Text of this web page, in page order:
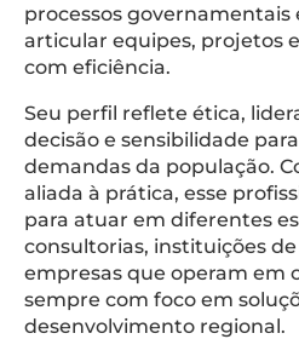
processos governamentais
articular equipes, projetos
com eficiência.
Seu perfil reflete ética,
decisão e sensibilidade
demandas da população.
aliada à prática, esse
para atuar em diferentes
consultorias, instituições de
empresas que operam em
sempre com foco em
desenvolvimento regional.